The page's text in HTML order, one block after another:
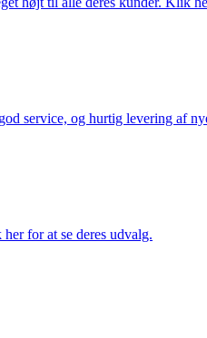
service, og hurtig levering af
for at se deres udvalg.